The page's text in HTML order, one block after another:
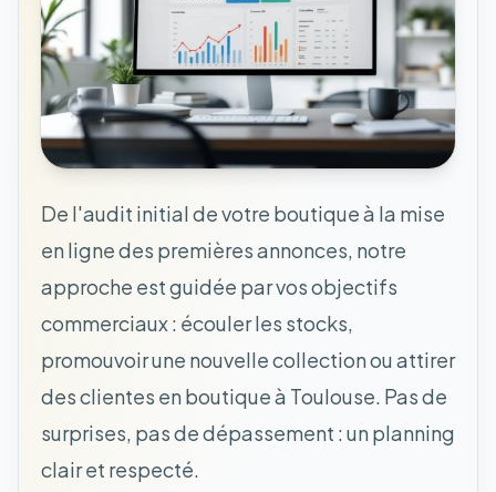
De l'audit initial de votre boutique à la mise
en ligne des premières annonces, notre
approche est guidée par vos objectifs
commerciaux : écouler les stocks,
promouvoir une nouvelle collection ou attirer
des clientes en boutique à Toulouse. Pas de
surprises, pas de dépassement : un planning
clair et respecté.